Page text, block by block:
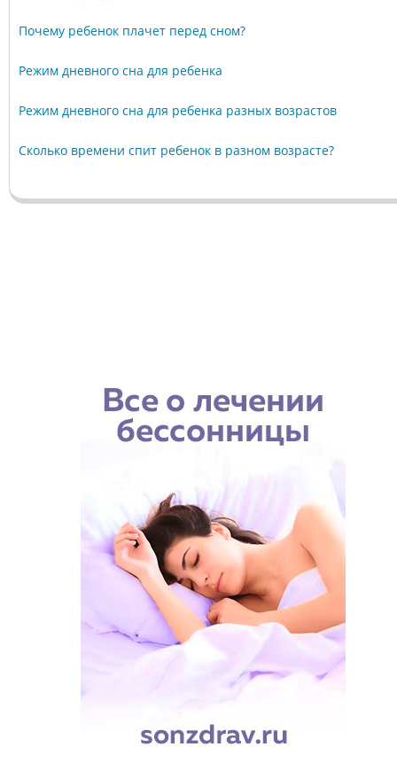
Почему ребенок плачет перед сном?
Режим дневного сна для ребенка
Режим дневного сна для ребенка разных возрастов
Сколько времени спит ребенок в разном возрасте?